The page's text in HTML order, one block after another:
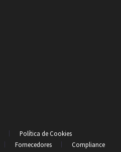
Política de Cookies
Fornecedores Compliance